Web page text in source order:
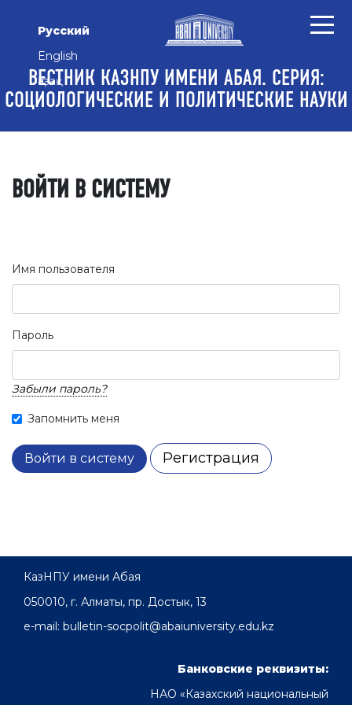
Русский
English
Қазақ
ВЕСТНИК КАЗНПУ ИМЕНИ АБАЯ. СЕРИЯ:
СОЦИОЛОГИЧЕСКИЕ И ПОЛИТИЧЕСКИЕ НАУКИ
ВОЙТИ В СИСТЕМУ
Имя пользователя
Пароль
Забыли пароль?
Запомнить меня
Войти в систему Регистрация
КазНПУ имени Абая
050010, г. Алматы, пр. Достык, 13
e-mail: bulletin-socpolit@abaiuniversity.edu.kz
Банковские реквизиты:
НАО «Казахский национальный